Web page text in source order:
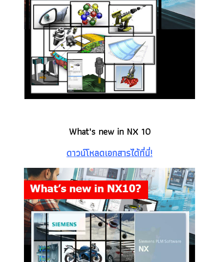
What's new in NX 10
ดาวน์โหลดเอกสารได้ที่นี่!